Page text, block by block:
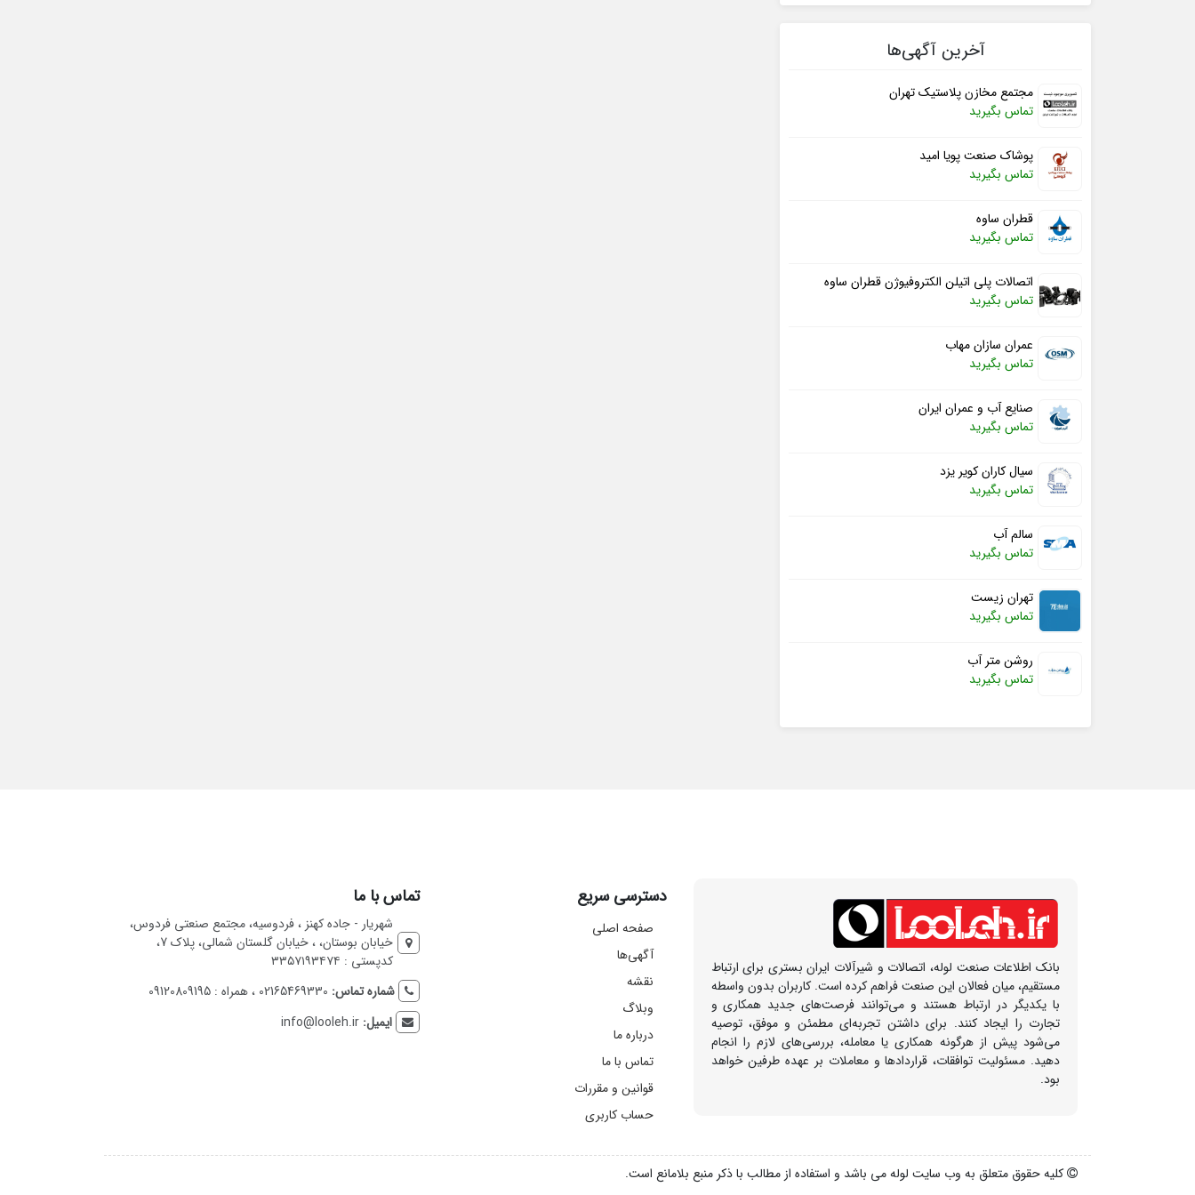
آخرین آگهی‌ها
مجتمع مخازن پلاستیک تهران
تماس بگیرید
پوشاک صنعت پویا امید
تماس بگیرید
قطران ساوه
تماس بگیرید
اتصالات پلی اتیلن الکتروفیوژن قطران ساوه
تماس بگیرید
عمران سازان مهاب
تماس بگیرید
صنایع آب و عمران ایران
تماس بگیرید
سیال کاران کویر یزد
تماس بگیرید
سالم آب
تماس بگیرید
تهران زیست
تماس بگیرید
روشن متر آب
تماس بگیرید
بانک اطلاعات صنعت لوله، اتصالات و شیرآلات ایران بستری برای ارتباط
مستقیم، میان فعالان این صنعت فراهم کرده است. کاربران بدون واسطه
با یکدیگر در ارتباط هستند و می‌توانند فرصت‌های جدید همکاری و
تجارت را ایجاد کنند. برای داشتن تجربه‌ای مطمئن و موفق، توصیه
می‌شود پیش از هرگونه همکاری یا معامله، بررسی‌های لازم را انجام
دهید. مسئولیت توافقات، قراردادها و معاملات بر عهده طرفین خواهد
بود.
دسترسی سریع
صفحه اصلی
آگهی‌ها
نقشه
وبلاگ
درباره ما
تماس با ما
قوانین و مقررات
حساب کاربری
تماس با ما
شهریار - جاده کهنز ، فردوسیه، مجتمع صنعتی فردوس،
خیابان بوستان، ، خیابان گلستان شمالی، پلاک 7،
کدپستی : ۳۳۵۷۱۹۳۴۷۴
شماره تماس: 02165469330 ، همراه : 09120809195
ایمیل: info@looleh.ir
کلیه حقوق متعلق به وب سایت لوله می باشد و استفاده از مطالب با ذکر منبع بلامانع است.